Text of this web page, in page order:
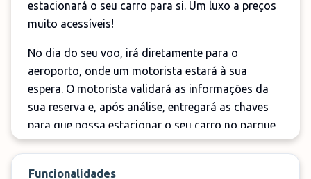
estacionará o seu carro para si. Um luxo a preços
muito acessíveis!
No dia do seu voo, irá diretamente para o
aeroporto, onde um motorista estará à sua
espera. O motorista validará as informações da
sua reserva e, após análise, entregará as chaves
para que possa estacionar o seu carro no parque
de estacionamento seguro. Ao regressar, será
Funcionalidades